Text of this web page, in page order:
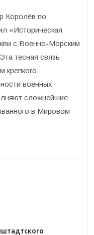
Королёв по
«Историческая
с Военно-Морским
тесная связь
крепкого
военных
сложнейшие
в Мировом